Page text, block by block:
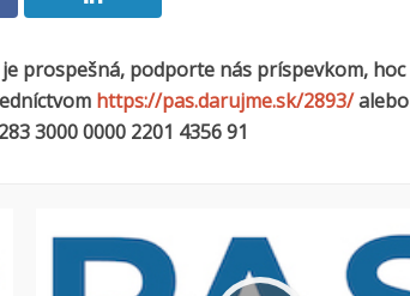
prospešná, podporte nás príspevkom, hoc
https://pas.darujme.sk/2893/alebo
3000 0000 2201 4356 91